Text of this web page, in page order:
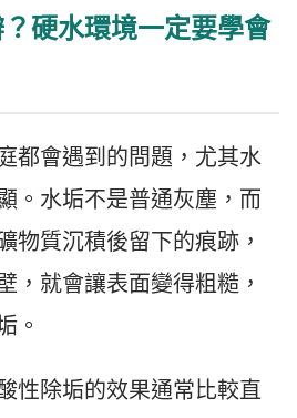
硬水環境一定要學會
都會遇到的問題，尤其水
。水垢不是普通灰塵，而
物質沉積後留下的痕跡，
，就會讓表面變得粗糙，
。
性除垢的效果通常比較直